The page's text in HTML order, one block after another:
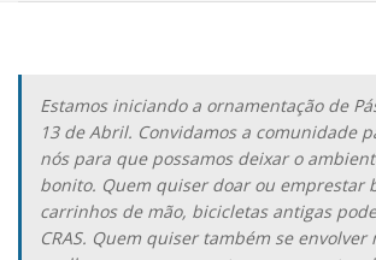
Estamos iniciando a ornamentação de
13 de Abril. Convidamos a comunidade
nós para que possamos deixar o
bonito. Quem quiser doar ou emprestar
carrinhos de mão, bicicletas antigas
CRAS. Quem quiser também se envolver